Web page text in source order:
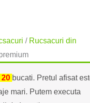
/ Rucsacuri din
20 bucati. Pretul afisat
mari. Putem executa
11,94 lei
14,92